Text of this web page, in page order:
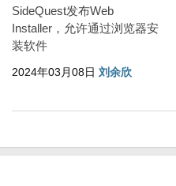
SideQuest发布Web
Installer，允许通过浏览器安
装软件
2024年03月08日 刘余欣